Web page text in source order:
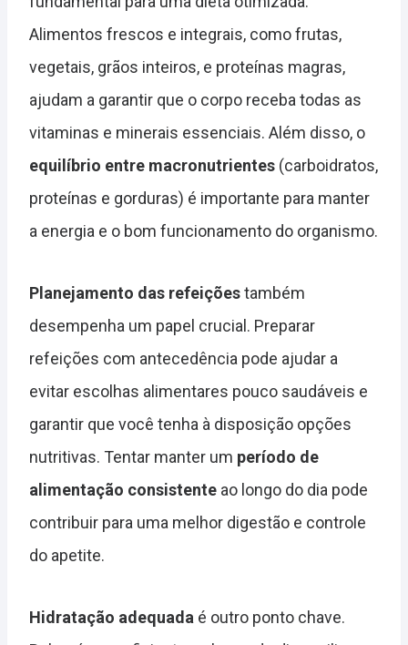
Alimentos frescos e integrais, como frutas,
vegetais, grãos inteiros, e proteínas magras,
ajudam a garantir que o corpo receba todas as
vitaminas e minerais essenciais. Além disso, o
equilíbrio entre macronutrientes (carboidratos,
proteínas e gorduras) é importante para manter
a energia e o bom funcionamento do organismo.
Planejamento das refeiçõestambém
desempenha um papel crucial. Preparar
refeições com antecedência pode ajudar a
evitar escolhas alimentares pouco saudáveis e
garantir que você tenha à disposição opções
nutritivas. Tentar manter um período de
alimentação consistente ao longo do dia pode
contribuir para uma melhor digestão e controle
do apetite.
Hidratação adequada é outro ponto chave.